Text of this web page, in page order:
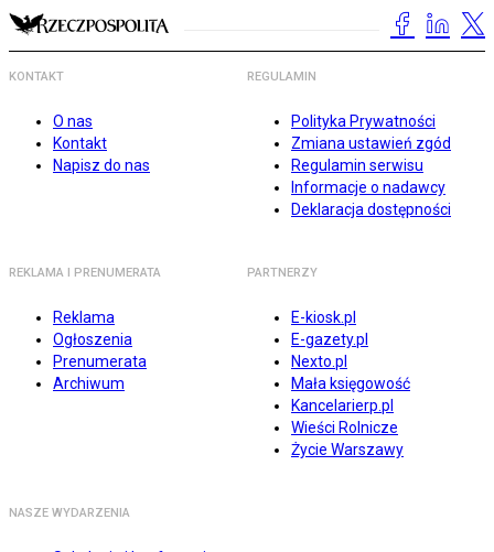
KONTAKT
O nas
Kontakt
Napisz do nas
REGULAMIN
Polityka Prywatności
Zmiana ustawień zgód
Regulamin serwisu
Informacje o nadawcy
Deklaracja dostępności
REKLAMA I PRENUMERATA
Reklama
Ogłoszenia
Prenumerata
Archiwum
PARTNERZY
E-kiosk.pl
E-gazety.pl
Nexto.pl
Mała księgowość
Kancelarierp.pl
Wieści Rolnicze
Życie Warszawy
NASZE WYDARZENIA